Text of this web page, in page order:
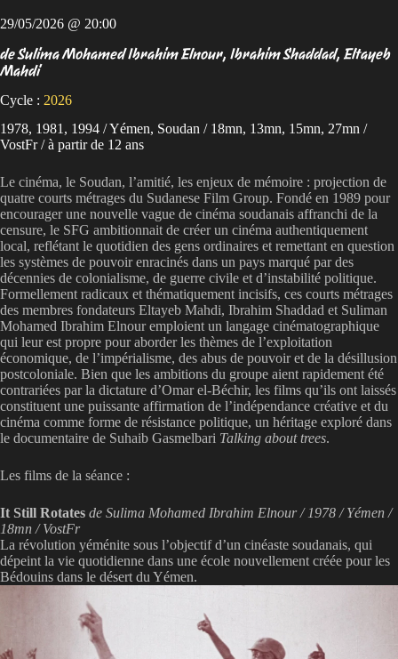
29/05/2026 @ 20:00
de Sulima Mohamed Ibrahim Elnour, Ibrahim Shaddad, Eltayeb
Mahdi
Cycle : 2026
1978, 1981, 1994 / Yémen, Soudan / 18mn, 13mn, 15mn, 27mn /
VostFr / à partir de 12 ans
Le cinéma, le Soudan, l’amitié, les enjeux de mémoire : projection de
quatre courts métrages du Sudanese Film Group. Fondé en 1989 pour
encourager une nouvelle vague de cinéma soudanais affranchi de la
censure, le SFG ambitionnait de créer un cinéma authentiquement
local, reflétant le quotidien des gens ordinaires et remettant en question
les systèmes de pouvoir enracinés dans un pays marqué par des
décennies de colonialisme, de guerre civile et d’instabilité politique.
Formellement radicaux et thématiquement incisifs, ces courts métrages
des membres fondateurs Eltayeb Mahdi, Ibrahim Shaddad et Suliman
Mohamed Ibrahim Elnour emploient un langage cinématographique
qui leur est propre pour aborder les thèmes de l’exploitation
économique, de l’impérialisme, des abus de pouvoir et de la désillusion
postcoloniale. Bien que les ambitions du groupe aient rapidement été
contrariées par la dictature d’Omar el-Béchir, les films qu’ils ont laissés
constituent une puissante affirmation de l’indépendance créative et du
cinéma comme forme de résistance politique, un héritage exploré dans
le documentaire de Suhaib Gasmelbari Talking about trees.
Les films de la séance :
It Still Rotates de Sulima Mohamed Ibrahim Elnour / 1978 / Yémen /
18mn / VostFr
La révolution yéménite sous l’objectif d’un cinéaste soudanais, qui
dépeint la vie quotidienne dans une école nouvellement créée pour les
Bédouins dans le désert du Yémen.